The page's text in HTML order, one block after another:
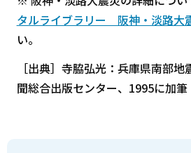
タルライブラリー 阪神・淡路大
い。
［出典］寺脇弘光：兵庫県南部
聞総合出版センター、1995に加筆